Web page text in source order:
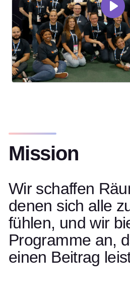
Mission
Wir schaffen
denen sich alle
fühlen, und wir
Programme an,
einen Beitrag